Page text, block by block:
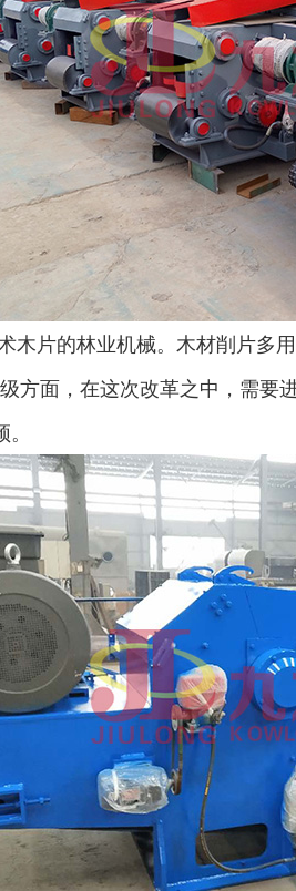
片的林业机械。木材削片多
方面，在这次改革之中，需